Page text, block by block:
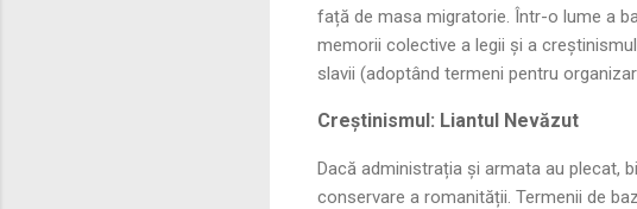
față de masa migratorie. Într-o lume a
memorii colective a legii și a
slavii (adoptând termeni pentru
Creștinismul: Liantul Nevăzut
Dacă administrația și armata au plecat,
conservare a romanității. Termenii de